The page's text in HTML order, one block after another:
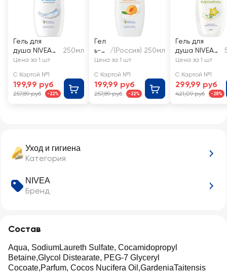
Уход и гигиена
Категория
NIVEA
Бренд
Состав
Aqua, SodiumLaureth Sulfate, Cocamidopropyl
Betaine,Glycol Distearate, PEG-7 Glyceryl
Cocoate,Parfum, Cocos Nucifera Oil,GardeniaTaitensis
Гель для
душа NIVEA
Увлажнение
маслом
миндаля
250мл
Цена за 1 шт
С Картой №1
199,99 руб
257,89 руб -22%
Гел
ь-
ухо
для
душ
а
/(Россия) 250мл
Цена за 1 шт
С Картой №1
199,99 руб
257,89 руб -22%
Гель для
душа NIVEA
Крем и
увлажняющи
й с алоэ
вера и
Цена за 1 шт
С Картой №1
299,99 руб
421,09 руб -28%